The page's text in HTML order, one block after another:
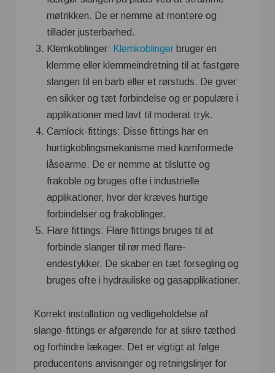
møtrikken. De er nemme at montere og
tillader justerbarhed.
Klemkoblinger: Klemkoblinger bruger en
klemme eller klemmeindretning til at fastgøre
slangen til en barb eller et rørstuds. De giver
en sikker og tæt forbindelse og er populære i
applikationer med lavt til moderat tryk.
Camlock-fittings: Disse fittings har en
hurtigkoblingsmekanisme med kamformede
låsearme. De er nemme at tilslutte og
frakoble og bruges ofte i industrielle
applikationer, hvor der kræves hurtige
forbindelser og frakoblinger.
Flare fittings: Flare fittings bruges til at
forbinde slanger til rør med flare-
endestykker. De skaber en tæt forsegling og
bruges ofte i hydrauliske og gasapplikationer.
Korrekt installation og vedligeholdelse af
slange-fittings er afgørende for at sikre tæthed
og forhindre lækager. Det er vigtigt at følge
producentens anvisninger og retningslinjer for